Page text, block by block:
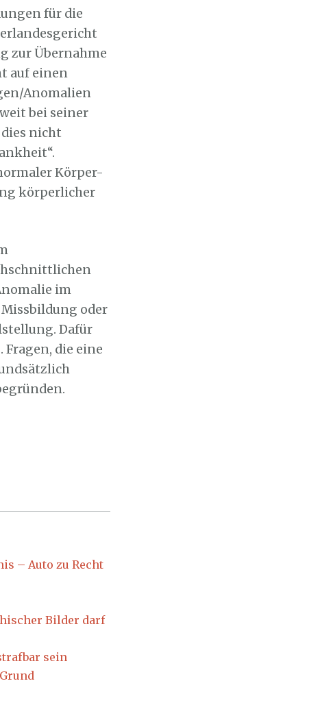
für die
zur Übernahme
auf einen
Anomalien
bei seiner
nicht
Körper-
körperlicher
im
oder
Dafür
Fragen, die eine
– Auto zu Recht
Bilder darf
sein